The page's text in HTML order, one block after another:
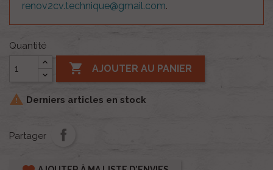
renov2cv.technique@gmail.com.
Quantité
 AJOUTER AU PANIER
 Derniers articles en stock
Partager